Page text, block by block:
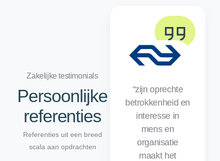
Zakelijke testimonials
Persoonlijke
referenties
Referenties uit een breed
scala aan opdrachten
"zijn oprechte
betrokkenheid en
interesse in
mens en
organisatie
maakt het